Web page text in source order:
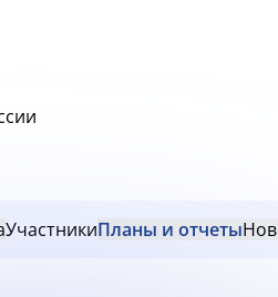
УчастникиПланы и отчеты